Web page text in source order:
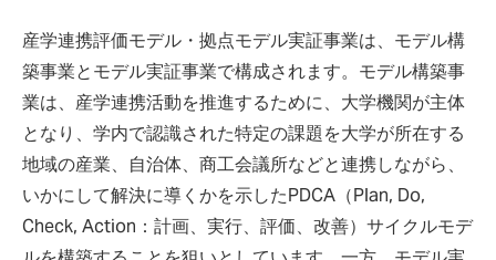
産学連携評価モデル・拠点モデル実証事業は、モデル構
築事業とモデル実証事業で構成されます。モデル構築事
業は、産学連携活動を推進するために、大学機関が主体
となり、学内で認識された特定の課題を大学が所在する
地域の産業、自治体、商工会議所などと連携しながら、
いかにして解決に導くかを示したPDCA（Plan, Do,
Check, Action：計画、実行、評価、改善）サイクルモデ